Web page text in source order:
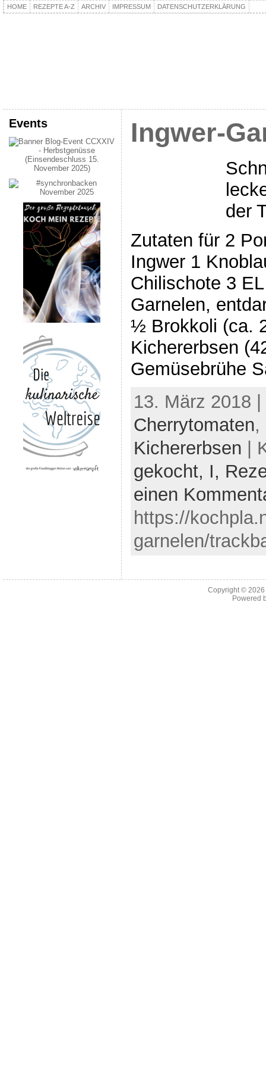
HOME REZEPTE A-Z ARCHIV IMPRESSUM DATENSCHUTZERKLÄRUNG
Events Ingwer-
der
Zutaten für 2
Ingwer 1
Chilischote 3
Garnelen,
½ Brokkoli (ca.
Kichererbsen
Gemüsebrühe
13. März 2018
Cherrytomaten,
Kichererbsen |
gekocht, I,
einen
https://
garnelen/
Copyright ©
Powered